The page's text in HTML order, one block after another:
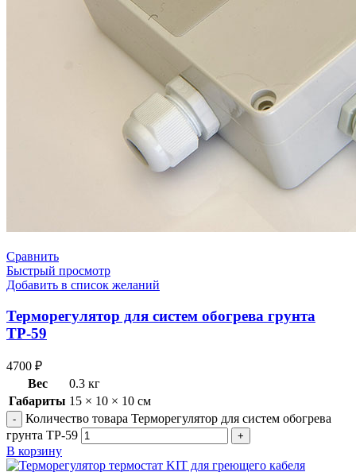
Сравнить
Быстрый просмотр
Добавить в список желаний
Терморегулятор для систем обогрева грунта
ТР-59
4700 ₽
Вес
0.3 кг
Габариты 15 × 10 × 10 см
Количество товара Терморегулятор для систем обогрева
грунта ТР-59
В корзину